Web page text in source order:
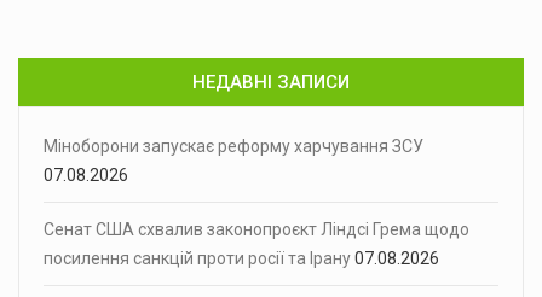
НЕДАВНІ ЗАПИСИ
Міноборони запускає реформу харчування ЗСУ
07.08.2026
Сенат США схвалив законопроєкт Ліндсі Грема щодо
посилення санкцій проти росії та Ірану07.08.2026